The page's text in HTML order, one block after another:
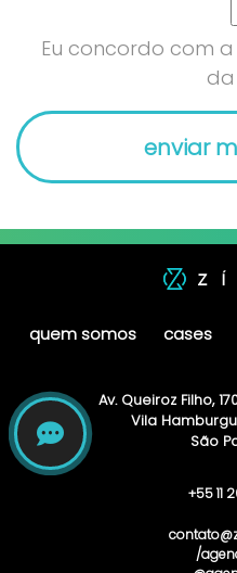
Eu concordo com a
da
quem somos cases
Av. Queiroz Filho,
Vila
São
+55 11
/